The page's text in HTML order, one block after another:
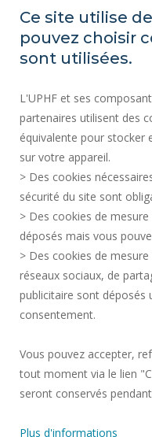
ACTOS REGLAMENTARIOS
CONTRATACIÓN PÚBLICA
INFORMACIÓN LEGAL
SALA DE PRENSA
CONTRATACIÓN
MAPA DEL SITIO
DATOS PERSONALES
ACCESIBILIDAD
GESTIÓN DE COOKIES
¡Únete a nosotros!
Ce site utilise
pouvez choisir
sont utilisées.
L'UPHF et ses
partenaires utilisent des
équivalente pour stocker
sur votre appareil.
> Des cookies
sécurité du site sont
> Des cookies de
déposés mais vous
> Des cookies de
réseaux sociaux, de
publicitaire sont déposés
consentement.
Vous pouvez accepter,
tout moment via le lien
seront conservés
Plus d'informations